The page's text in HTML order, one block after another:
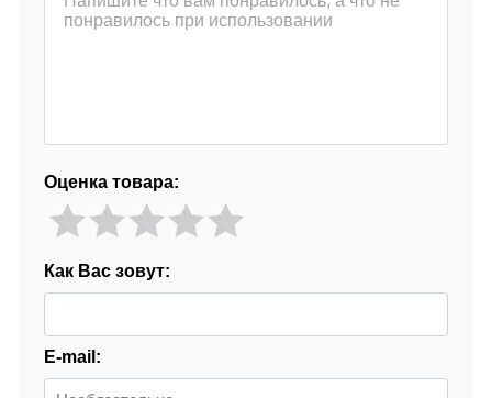
Оценка товара:
Как Вас зовут:
E-mail: